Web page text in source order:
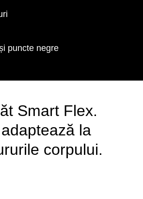
puncte negre
Smart Flex.
la
corpului.